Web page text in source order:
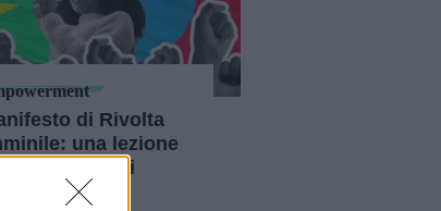
di Rivolta
una lezione
ancora oggi